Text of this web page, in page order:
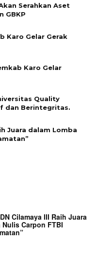
Serahkan Aset
GBKP
Karo Gelar Gerak
Karo Gelar
Quality
dan Berintegritas.
Juara dalam Lomba
Cilamaya III Raih Juara
Carpon FTBI